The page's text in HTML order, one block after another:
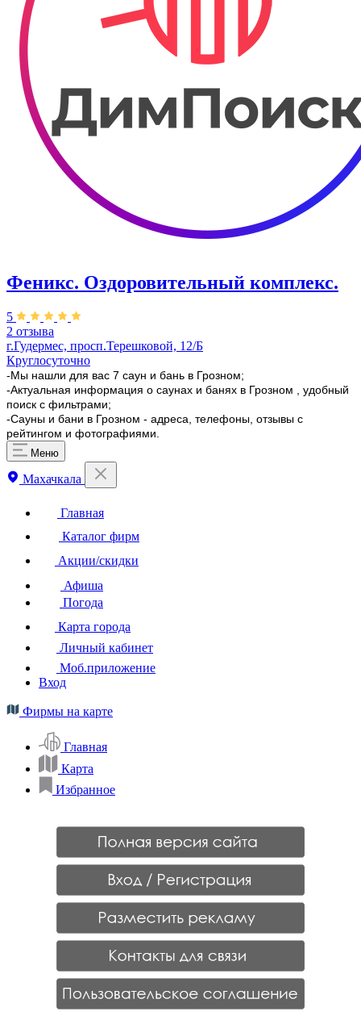
Феникс. Оздоровительный комплекс.
5
2 отзыва
г.Гудермес, просп.Терешковой, 12/Б
Круглосуточно
-Мы нашли для вас 7 саун и бань в Грозном;
-Актуальная информация о саунах и банях в Грозном , удобный
поиск с фильтрами;
-Сауны и бани в Грозном - адреса, телефоны, отзывы с
рейтингом и фотографиями.
Меню
Махачкала
Главная
Каталог фирм
Акции/скидки
Афиша
Погода
Карта города
Личный кабинет
Моб.приложение
Вход
Фирмы на карте
Главная
Карта
Избранное